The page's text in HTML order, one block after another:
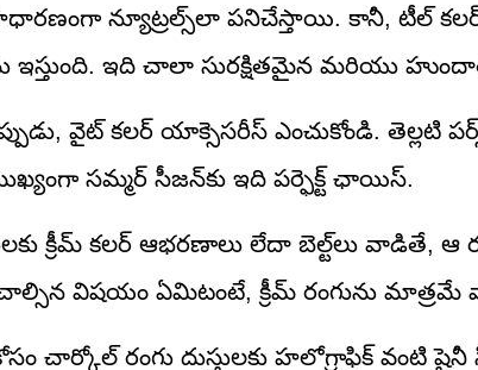
న్యూట్రల్స్‌లా పనిచేస్తాయి. కానీ, టీల్ కలర్
ఇది చాలా సురక్షితమైన మరియు
వైట్ కలర్ యాక్సెసరీస్ ఎంచుకోండి.
సమ్మర్ సీజన్‌కు ఇది పర్ఫెక్ట్ ఛాయిస్.
క్రీమ్ కలర్ ఆభరణాలు లేదా బెల్ట్‌లు వాడితే, ఆ
విషయం ఏమిటంటే, క్రీమ్ రంగును మాత్రమే
చార్కోల్ రంగు దుస్తులకు హలోగ్రాఫిక్ వంటి